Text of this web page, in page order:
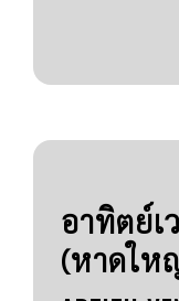
อาทิตย์เ
(หาดให